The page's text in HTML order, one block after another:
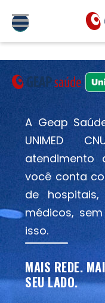
A Geap
UNIMED
atendimento
você conta
de
médicos,
isso.
MAIS REDE.
SEU LADO.